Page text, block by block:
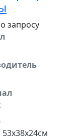
запросу